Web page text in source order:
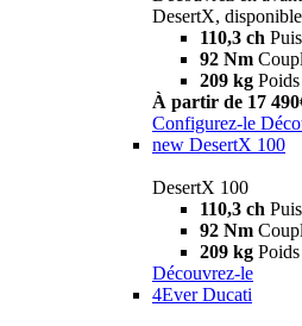
DesertX,
110,3 ch
92 Nm
209 kg
À partir de 17
Configurez-le
new DesertX 100
DesertX 100
110,3 ch
92 Nm
209 kg
Découvrez-le
4Ever Ducati